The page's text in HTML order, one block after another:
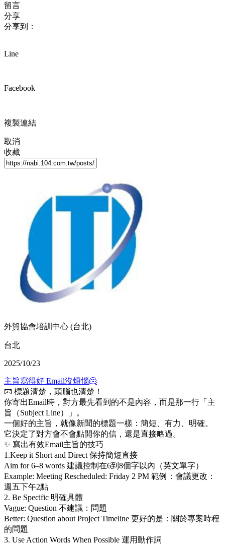
留言
分享
分享到：
Line
Facebook
複製連結
取消
收藏
外貿協會培訓中心 (台北)
台北
2025/10/23
主旨寫得好 Email沒煩惱🫠
📧 標題清楚，頭腦也清楚！
你寄出Email時，對方最先看到的不是內容，而是那一行「主
旨（Subject Line）」。
一個好的主旨，就像新聞的標題一樣：簡短、有力、明確。
它決定了對方會不會點開你的信，還是直接略過。
✨ 寫出有效Email主旨的技巧
1.Keep it Short and Direct 保持簡短直接
Aim for 6–8 words 建議控制在6到8個字以內（英文單字）
Example: Meeting Rescheduled: Friday 2 PM 範例：會議更改：
週五下午2點
2. Be Specific 明確具體
Vague: Question 不建議：問題
Better: Question about Project Timeline 更好的是：關於專案時程
的問題
3. Use Action Words When Possible 運用動作詞